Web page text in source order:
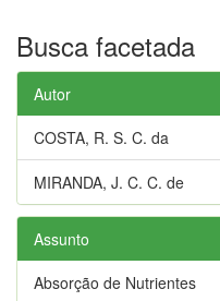
Busca facetada
Autor
COSTA, R. S. C. da
MIRANDA, J. C. C. de
Assunto
Absorção de Nutrientes